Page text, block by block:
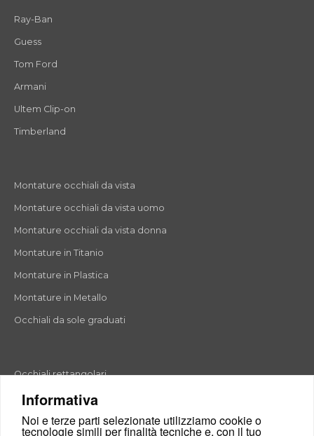
Informativa
Noi e terze parti selezionate utilizziamo cookie o
tecnologie simili per finalità tecniche e, con il tuo
Ray-Ban
Guess
Tom Ford
Armani
Ultem Clip-on
Timberland
Montature occhiali da vista
Montature occhiali da vista uomo
Montature occhiali da vista donna
Montature in Titanio
Montature in Plastica
Montature in Metallo
Occhiali da sole graduati
Occhiali rettangolari
Occhiali rotondi
Occhiali a goccia